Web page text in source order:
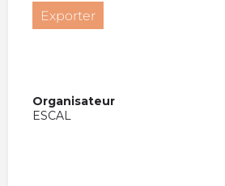
Exporter
Organisateur
ESCAL